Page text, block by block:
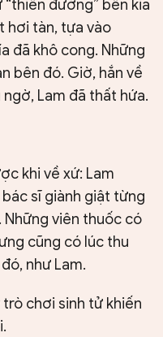
đường” bên kia
hơi tàn, tựa vào
đã khô cong. Những
bên đó. Giờ, hắn về
ngờ, Lam đã thất hứa.
khi về xứ: Lam
sĩ giành giật từng
viên thuốc có
cũng có lúc thu
như Lam.
chơi sinh tử khiến